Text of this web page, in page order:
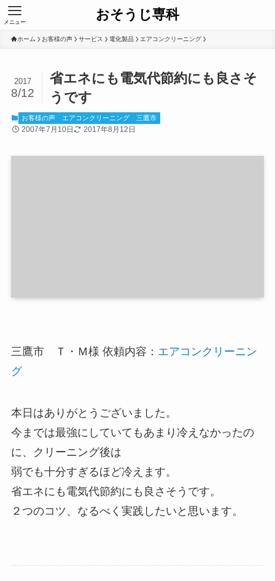
おそうじ専科
メニュー
ホーム お客様の声 サービス 電化製品 エアコンクリーニング
省エネにも電気代節約にも良さそ
うです
2017
8/12
お客様の声 エアコンクリーニング 三鷹市
2007年7月10日 2017年8月12日
三鷹市 Ｔ・Ｍ様 依頼内容： エアコンクリーニン
グ
本日はありがとうございました。
今までは最強にしていてもあまり冷えなかったの
に、クリーニング後は
弱でも十分すぎるほど冷えます。
省エネにも電気代節約にも良さそうです。
２つのコツ、なるべく実践したいと思います。